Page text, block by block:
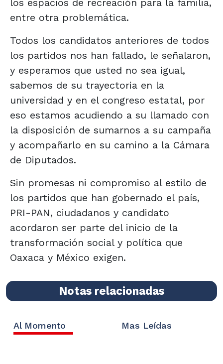
entre otra problemática.
Todos los candidatos anteriores de todos
los partidos nos han fallado, le señalaron,
y esperamos que usted no sea igual,
sabemos de su trayectoria en la
universidad y en el congreso estatal, por
eso estamos acudiendo a su llamado con
la disposición de sumarnos a su campaña
y acompañarlo en su camino a la Cámara
de Diputados.
Sin promesas ni compromiso al estilo de
los partidos que han gobernado el país,
PRI-PAN, ciudadanos y candidato
acordaron ser parte del inicio de la
transformación social y política que
Oaxaca y México exigen.
Notas relacionadas
Al Momento Mas Leídas